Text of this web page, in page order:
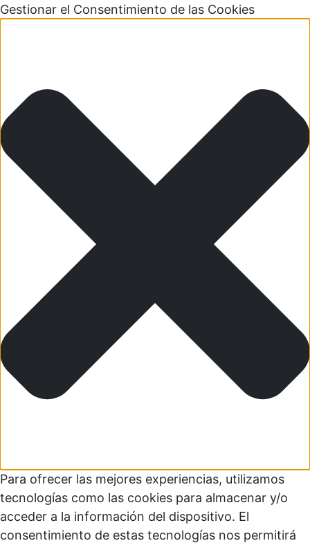
Gestionar el Consentimiento de las Cookies
Para ofrecer las mejores experiencias, utilizamos
tecnologías como las cookies para almacenar y/o
acceder a la información del dispositivo. El
consentimiento de estas tecnologías nos permitirá